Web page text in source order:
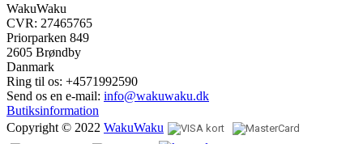
WakuWaku
CVR: 27465765
Priorparken 849
2605 Brøndby
Danmark
Ring til os: +4571992590
Send os en e-mail: info@wakuwaku.dk
Butiksinformation
Copyright © 2022 WakuWaku